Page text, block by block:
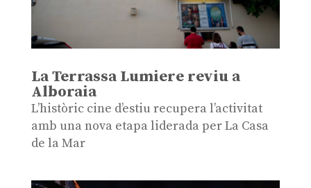
La Terrassa Lumiere reviu a
Alboraia
L’històric cine d’estiu recupera l’activitat
amb una nova etapa liderada per La Casa
de la Mar